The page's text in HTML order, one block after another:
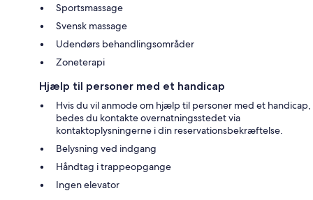
Sportsmassage
Svensk massage
Udendørs behandlingsområder
Zoneterapi
Hjælp til personer med et handicap
Hvis du vil anmode om hjælp til personer med et handicap,
bedes du kontakte overnatningsstedet via
kontaktoplysningerne i din reservationsbekræftelse.
Belysning ved indgang
Håndtag i trappeopgange
Ingen elevator